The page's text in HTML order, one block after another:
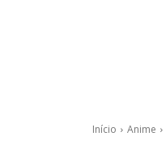
Início Anime